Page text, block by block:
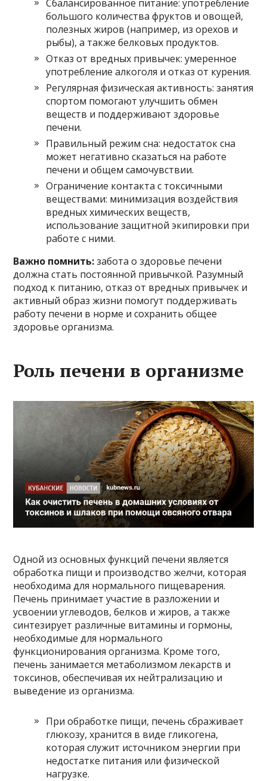
Сбалансированное питание: употребление
большого количества фруктов и овощей,
полезных жиров (например, из орехов и
рыбы), а также белковых продуктов.
Отказ от вредных привычек: умеренное
употребление алкоголя и отказ от курения.
Регулярная физическая активность: занятия
спортом помогают улучшить обмен
веществ и поддерживают здоровье
печени.
Правильный режим сна: недостаток сна
может негативно сказаться на работе
печени и общем самочувствии.
Ограничение контакта с токсичными
веществами: минимизация воздействия
вредных химических веществ,
использование защитной экипировки при
работе с ними.
Важно помнить:забота о здоровье печени
должна стать постоянной привычкой. Разумный
подход к питанию, отказ от вредных привычек и
активный образ жизни помогут поддерживать
работу печени в норме и сохранить общее
здоровье организма.
Роль печени в организме
Одной из основных функций печени является
обработка пищи и производство желчи, которая
необходима для нормального пищеварения.
Печень принимает участие в разложении и
усвоении углеводов, белков и жиров, а также
синтезирует различные витамины и гормоны,
необходимые для нормального
функционирования организма. Кроме того,
печень занимается метаболизмом лекарств и
токсинов, обеспечивая их нейтрализацию и
выведение из организма.
При обработке пищи, печень сбраживает
глюкозу, хранится в виде гликогена,
которая служит источником энергии при
недостатке питания или физической
нагрузке.